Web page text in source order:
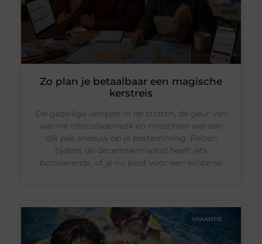
Zo plan je betaalbaar een magische
kerstreis
De gezellige lampjes in de straten, de geur van
warme chocolademelk en misschien wel een
dik pak sneeuw op je bestemming. Reizen
tijdens de decembermaand heeft iets
betoverends, of je nu kiest voor een winterse
VAKANTIE